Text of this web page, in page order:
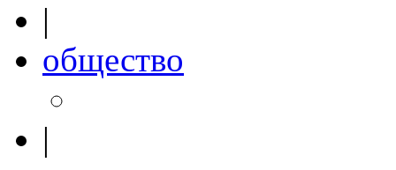
|
общество
|